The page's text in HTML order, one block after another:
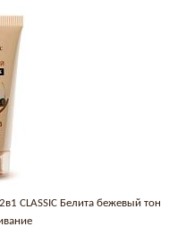
CLASSIC Белита бежевый тон